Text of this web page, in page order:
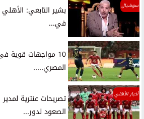
سوشيال
بشير التابعي:
في...
المصري.....
أخبار الأهلي
تصريحات عنترية
الصعود لدور...